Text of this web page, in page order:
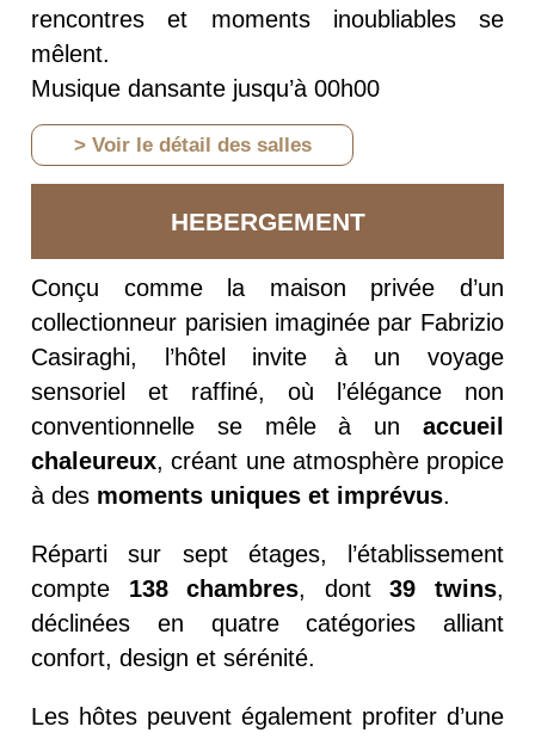
rencontres et moments inoubliables se
mêlent.
Musique dansante jusqu’à 00h00
> Voir le détail des salles
HEBERGEMENT
Conçu comme la maison privée d’un
collectionneur parisien imaginée par Fabrizio
Casiraghi, l’hôtel invite à un voyage
sensoriel et raffiné, où l’élégance non
conventionnelle se mêle à un accueil
chaleureux, créant une atmosphère propice
à des moments uniques et imprévus.
Réparti sur sept étages, l’établissement
compte 138 chambres, dont39 twins,
déclinées en quatre catégories alliant
confort, design et sérénité.
Les hôtes peuvent également profiter d’une